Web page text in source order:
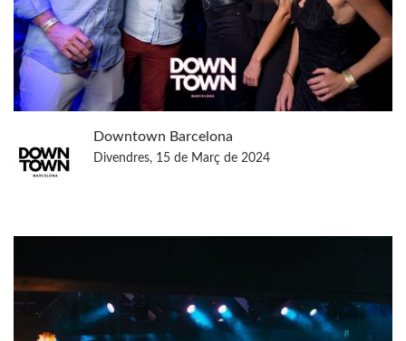
Downtown Barcelona
Divendres, 15 de Març de 2024